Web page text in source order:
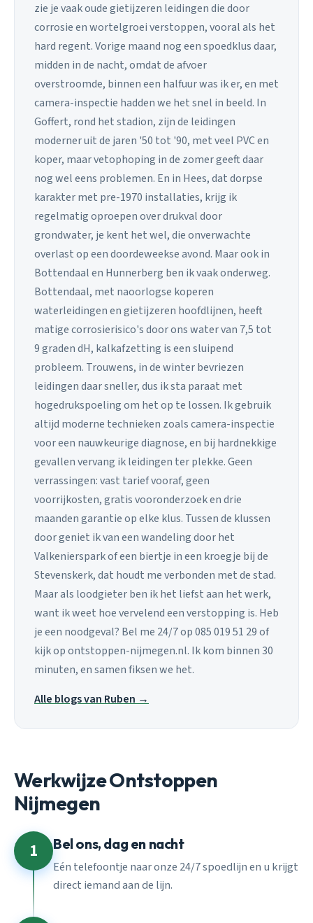
zie je vaak oude gietijzeren leidingen die door
corrosie en wortelgroei verstoppen, vooral als het
hard regent. Vorige maand nog een spoedklus daar,
midden in de nacht, omdat de afvoer
overstroomde, binnen een halfuur was ik er, en met
camera-inspectie hadden we het snel in beeld. In
Goffert, rond het stadion, zijn de leidingen
moderner uit de jaren '50 tot '90, met veel PVC en
koper, maar vetophoping in de zomer geeft daar
nog wel eens problemen. En in Hees, dat dorpse
karakter met pre-1970 installaties, krijg ik
regelmatig oproepen over drukval door
grondwater, je kent het wel, die onverwachte
overlast op een doordeweekse avond. Maar ook in
Bottendaal en Hunnerberg ben ik vaak onderweg.
Bottendaal, met naoorlogse koperen
waterleidingen en gietijzeren hoofdlijnen, heeft
matige corrosierisico's door ons water van 7,5 tot
9 graden dH, kalkafzetting is een sluipend
probleem. Trouwens, in de winter bevriezen
leidingen daar sneller, dus ik sta paraat met
hogedrukspoeling om het op te lossen. Ik gebruik
altijd moderne technieken zoals camera-inspectie
voor een nauwkeurige diagnose, en bij hardnekkige
gevallen vervang ik leidingen ter plekke. Geen
verrassingen: vast tarief vooraf, geen
voorrijkosten, gratis vooronderzoek en drie
maanden garantie op elke klus. Tussen de klussen
door geniet ik van een wandeling door het
Valkenierspark of een biertje in een kroegje bij de
Stevenskerk, dat houdt me verbonden met de stad.
Maar als loodgieter ben ik het liefst aan het werk,
want ik weet hoe vervelend een verstopping is. Heb
je een noodgeval? Bel me 24/7 op 085 019 51 29 of
kijk op ontstoppen-nijmegen.nl. Ik kom binnen 30
minuten, en samen fiksen we het.
Alle blogs van Ruben →
Werkwijze Ontstoppen
Nijmegen
1 Bel ons, dag en nacht
Eén telefoontje naar onze 24/7 spoedlijn en u krijgt
direct iemand aan de lijn.